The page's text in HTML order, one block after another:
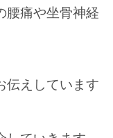
腰痛や坐骨神経
伝えしています